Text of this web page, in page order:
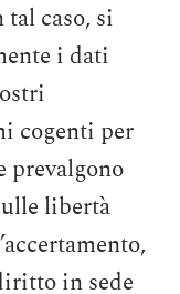
caso, si
i dati
cogenti per
prevalgono
libertà
in sede